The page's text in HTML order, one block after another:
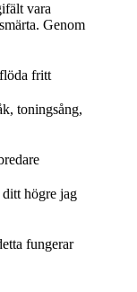
vara
Genom
fritt
toningsång,
ditt högre jag
fungerar